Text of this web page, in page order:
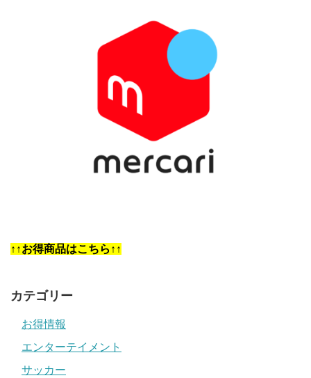
↑↑お得商品はこちら↑↑
カテゴリー
お得情報
エンターテイメント
サッカー